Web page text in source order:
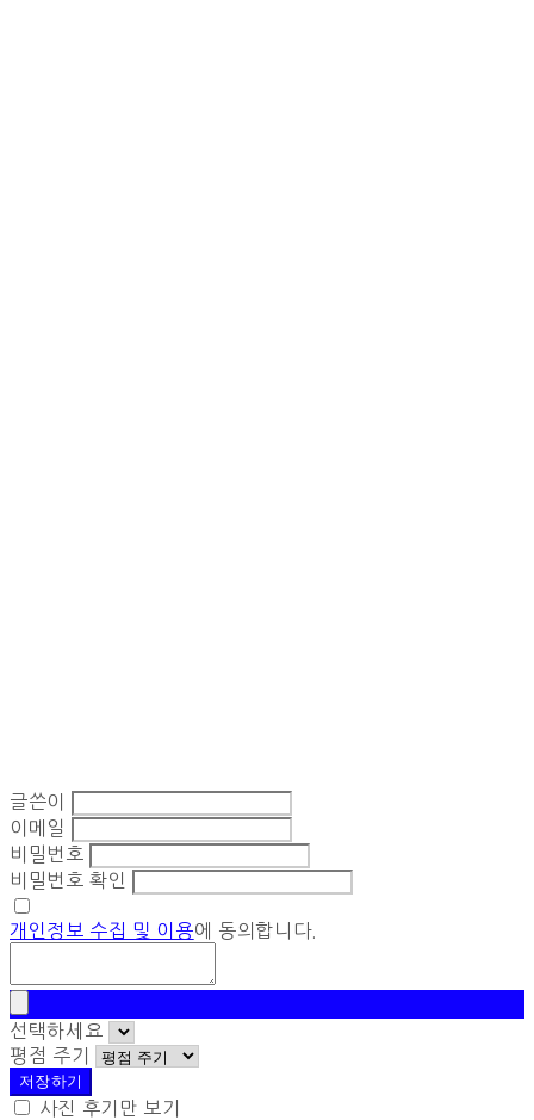
글쓴이
이메일
비밀번호
비밀번호 확인
개인정보 수집 및 이용에 동의합니다.
선택하세요
평점 주기
저장하기
사진 후기만 보기